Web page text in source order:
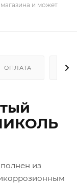
и может
ОПЛАТА
из